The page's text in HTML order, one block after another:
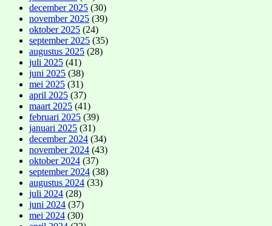
december 2025 (30)
november 2025 (39)
oktober 2025 (24)
september 2025 (35)
augustus 2025 (28)
juli 2025 (41)
juni 2025 (38)
mei 2025 (31)
april 2025 (37)
maart 2025 (41)
februari 2025 (39)
januari 2025 (31)
december 2024 (34)
november 2024 (43)
oktober 2024 (37)
september 2024 (38)
augustus 2024 (33)
juli 2024 (28)
juni 2024 (37)
mei 2024 (30)